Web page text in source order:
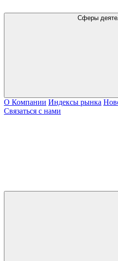
Сферы
О Компании Индексы рынка
Связаться с нами